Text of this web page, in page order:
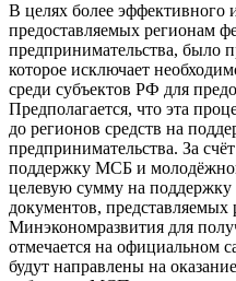
В целях более эффективного
предоставляемых регионам
предпринимательства, было
которое исключает
среди субъектов РФ для
Предполагается, что эта
до регионов средств на
предпринимательства. За
поддержку МСБ и
целевую сумму на поддержку
документов, представляемых
Минэкономразвития для
отмечается на официальном
будут направлены на